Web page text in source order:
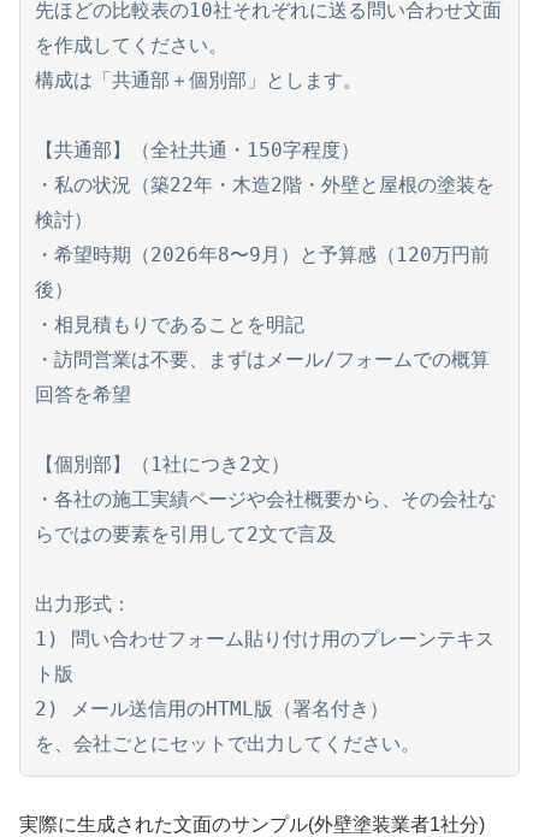
先ほどの比較表の10社それぞれに送る問い合わせ文面
を作成してください。
構成は「共通部＋個別部」とします。
【共通部】（全社共通・150字程度）
・私の状況（築22年・木造2階・外壁と屋根の塗装を
検討）
・希望時期（2026年8〜9月）と予算感（120万円前
後）
・相見積もりであることを明記
・訪問営業は不要、まずはメール/フォームでの概算
回答を希望
【個別部】（1社につき2文）
・各社の施工実績ページや会社概要から、その会社な
らではの要素を引用して2文で言及
出力形式：
1) 問い合わせフォーム貼り付け用のプレーンテキス
ト版
2) メール送信用のHTML版（署名付き）
を、会社ごとにセットで出力してください。
実際に生成された文面のサンプル(外壁塗装業者1社分)